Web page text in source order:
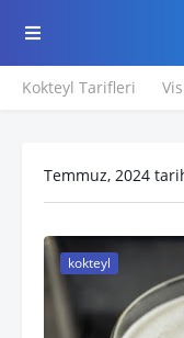
Kokteyl Tarifleri
Temmuz, 2024
kokteyl